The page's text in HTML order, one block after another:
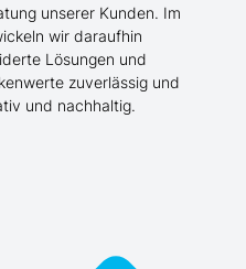
unserer Kunden. Im
wir daraufhin
Lösungen und
zuverlässig und
und nachhaltig.